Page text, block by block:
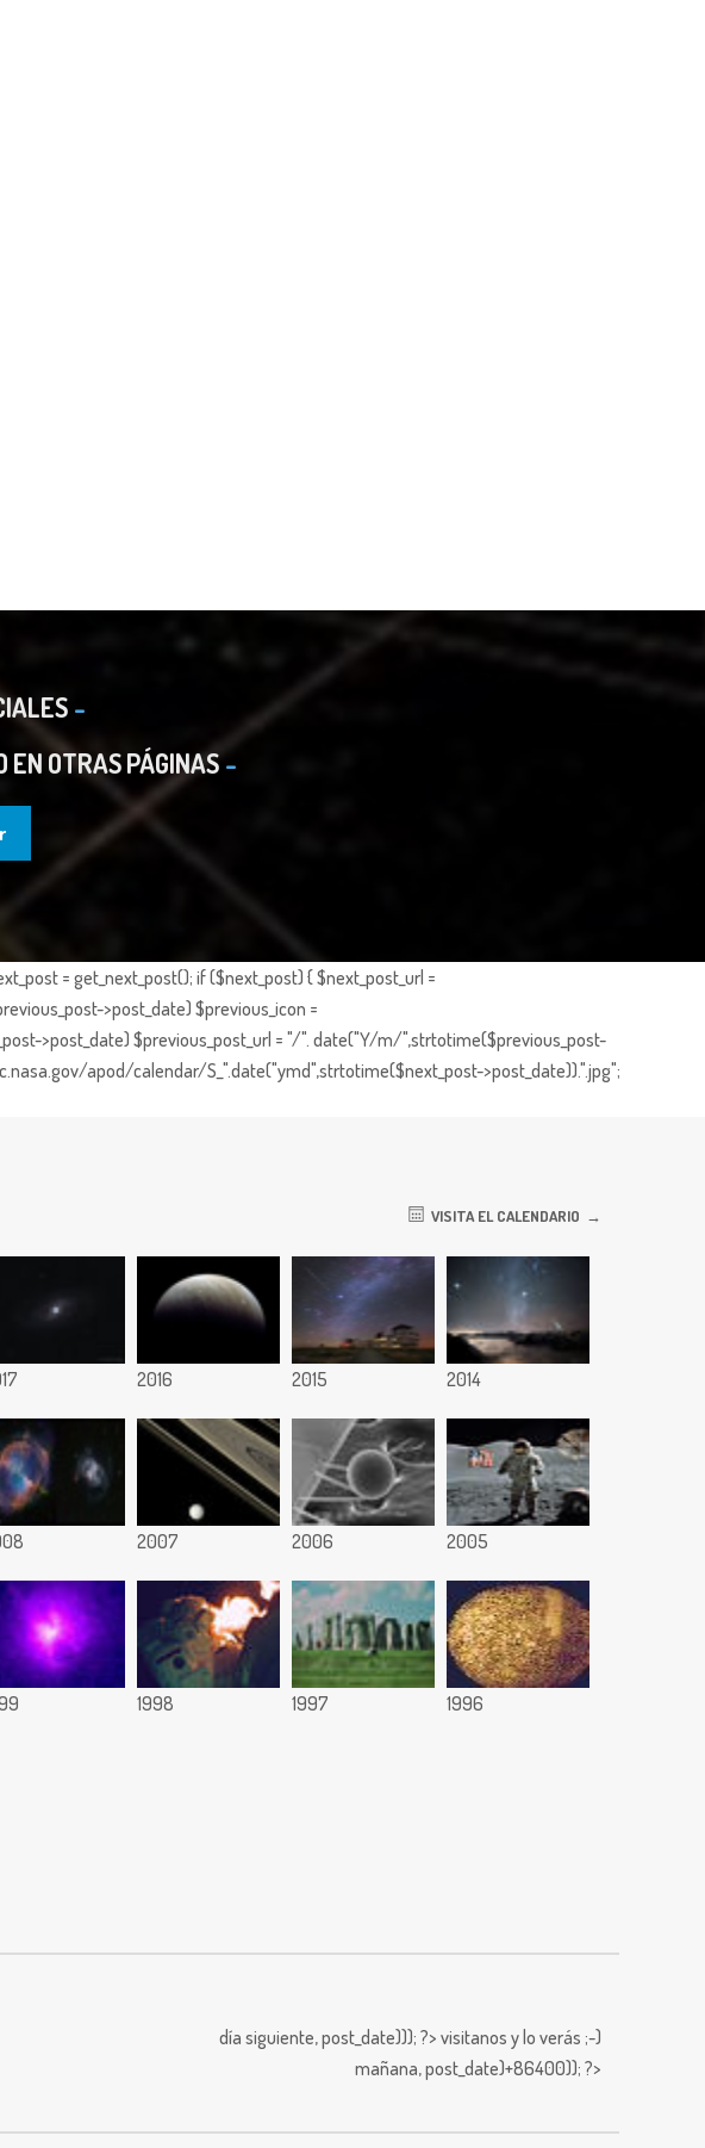
EN OTRAS PÁGINAS
= get_next_post(); if ($next_post) { $next_post_url =
>post_date) $previous_icon =
>post_date) $previous_post_url = "/". date("Y/m/",strtotime($previous_post-
apod/calendar/S_".date("ymd",strtotime($next_post->post_date)).".jpg";
VISITA EL CALENDARIO
2016 2015 2014
2007 2006 2005
1998 1997 1996
día siguiente,post_date))); ?> visitanos y lo verás ;-)
mañana,post_date)+86400)); ?>